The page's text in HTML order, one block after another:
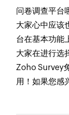
问卷调查平台
大家心中应该
台在基本功能
大家在进行选
Zoho Survey
用！如果您感